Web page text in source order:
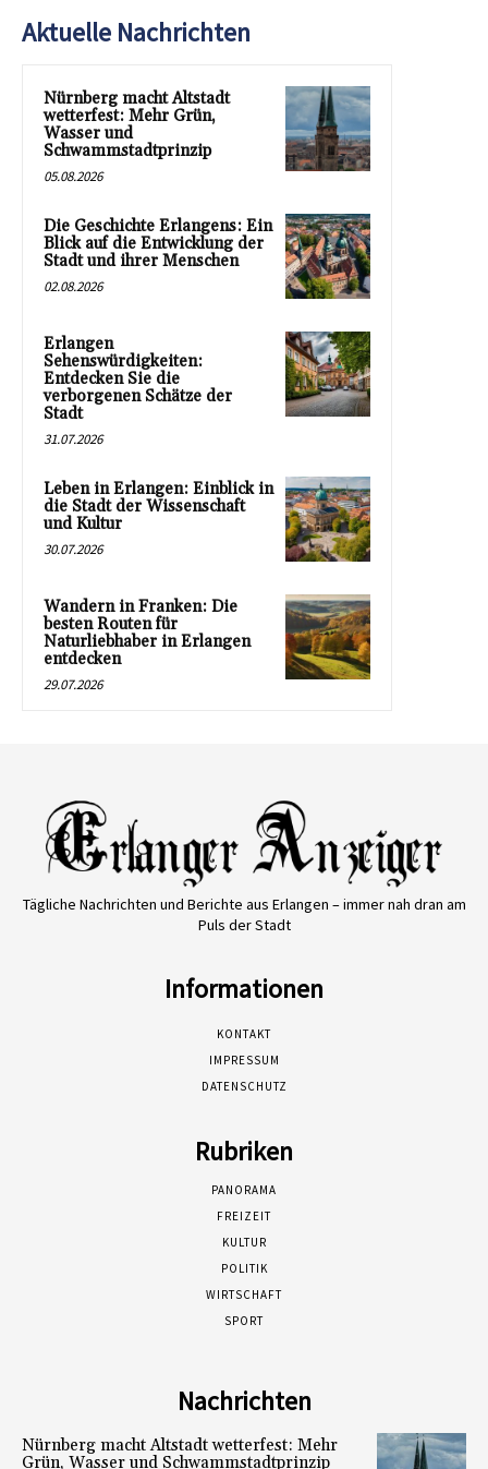
Aktuelle Nachrichten
Nürnberg macht Altstadt
wetterfest: Mehr Grün,
Wasser und
Schwammstadtprinzip
05.08.2026
Die Geschichte Erlangens: Ein
Blick auf die Entwicklung der
Stadt und ihrer Menschen
02.08.2026
Erlangen
Sehenswürdigkeiten:
Entdecken Sie die
verborgenen Schätze der
Stadt
31.07.2026
Leben in Erlangen: Einblick in
die Stadt der Wissenschaft
und Kultur
30.07.2026
Wandern in Franken: Die
besten Routen für
Naturliebhaber in Erlangen
entdecken
29.07.2026
Tägliche Nachrichten und Berichte aus Erlangen – immer nah dran am
Puls der Stadt
Informationen
KONTAKT
IMPRESSUM
DATENSCHUTZ
Rubriken
PANORAMA
FREIZEIT
KULTUR
POLITIK
WIRTSCHAFT
SPORT
Nachrichten
Nürnberg macht Altstadt wetterfest: Mehr
Grün, Wasser und Schwammstadtprinzip